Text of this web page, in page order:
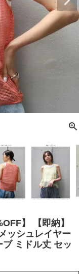
】 【即納】
ッシュレイヤー
ブ ミドル丈 セッ